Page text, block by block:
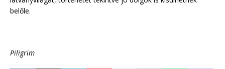
belőle.
Piligrim